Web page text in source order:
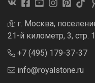
г. Москва,
21-й километр, 3, стр.
+7 (495) 179-37-37
info@royalstone.ru